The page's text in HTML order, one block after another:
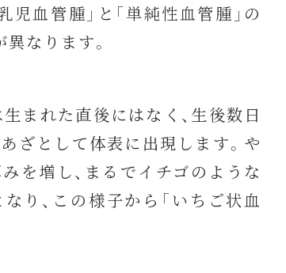
血管腫」と「単純性血管腫」の
なります。
まれた直後にはなく、生後数日
ざとして体表に出現します。や
を増し、まるでイチゴのような
り、この様子から「いちご状血